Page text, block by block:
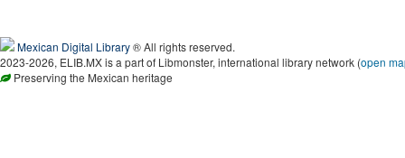
Mexican Digital Library® All rights reserved.
2023-2026, ELIB.MX is a part of Libmonster, international library network (open
Preserving the Mexican heritage